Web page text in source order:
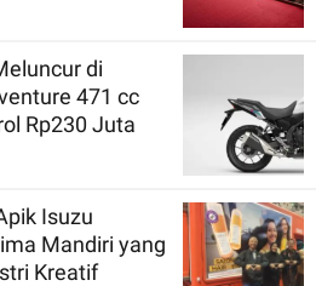
di
471 cc
Rp230 Juta
Isuzu
Mandiri yang
Kreatif